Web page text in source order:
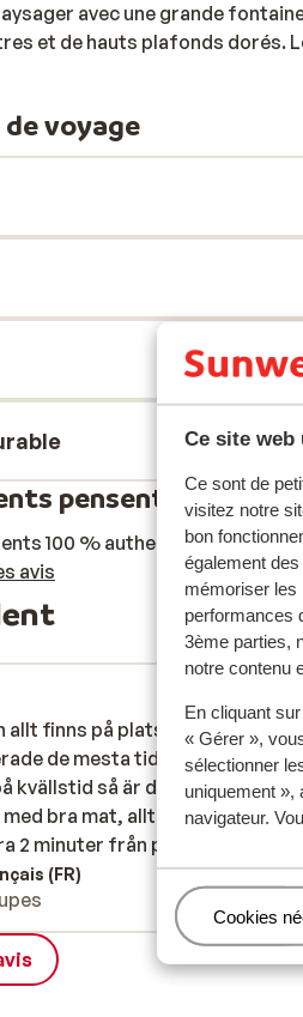
Ce site web
Ce sont de
visitez notre
bon
également
mémoriser les
performances
3ème parties,
notre contenu
En cliquant
« Gérer »,
sélectionner
uniquement »,
navigateur.
Gérer
Cookies
avec une grande
et de hauts plafonds dorés.
de toutes les
de majordome 24h/24 est à
décoration correspond à la
au milieu de la grande piscine
mangerez parmis les quelques
il propose un service à la
grand piscine devant l'hôtel,
mérité, direction le centre
Vous pourrez également
qui stimule les sens.
voyage
pensent
100 % authentiques qui
avis
il y a 2
finns på plats. Rummet var
de mesta tiden utanför
kvällstid så är det en
bra mat, alltid öppen.
2 minuter från pool området och
Handdukar finns och
topp.
finns på plats. Rummet var
de mesta tiden utanför
kvällstid så är det en
bra mat, alltid öppen.
2 minuter från pool områd...
(FR)